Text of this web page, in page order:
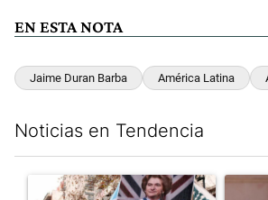
EN ESTA NOTA
Jaime Duran Barba América Latina
Noticias en Tendencia
Un artículo de tendencia con el título
Un